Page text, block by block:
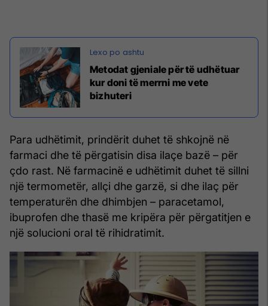
Metodat gjeniale për të udhëtuar
kur doni të merrni me vete
bizhuteri
Para udhëtimit, prindërit duhet të shkojnë në
farmaci dhe të përgatisin disa ilaçe bazë – për
çdo rast. Në farmacinë e udhëtimit duhet të sillni
një termometër, allçi dhe garzë, si dhe ilaç për
temperaturën dhe dhimbjen – paracetamol,
ibuprofen dhe thasë me kripëra për përgatitjen e
një solucioni oral të rihidratimit.